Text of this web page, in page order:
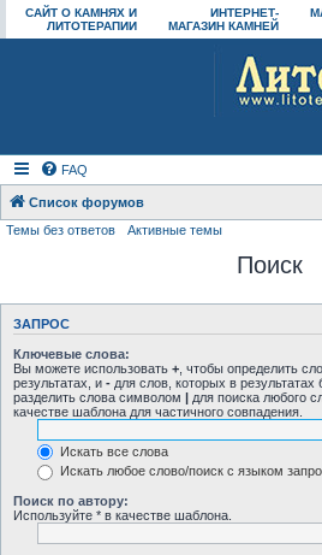
САЙТ О КАМНЯХ И
ЛИТОТЕРАПИИ
ИНТЕРНЕТ-
МАГАЗИН КАМНЕЙ
FAQ
Список форумов
Темы без ответов
Активные темы
Поиск
ЗАПРОС
Ключевые слова:
Вы можете использовать + , чтобы определить
результатах, и - для слов, которых в
разделить слова символом | для поиска любого
качестве шаблона для частичного совпадения.
Искать все слова
Искать любое слово/поиск с языком
Поиск по автору:
Используйте * в качестве шаблона.